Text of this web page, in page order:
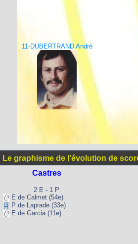
11-DUBERTRAND André
Le graphisme de l'évolution de
Castres
2 E - 1 P
E de Calmet (54e)
P de Laprade (33e)
E de Garcia (11e)